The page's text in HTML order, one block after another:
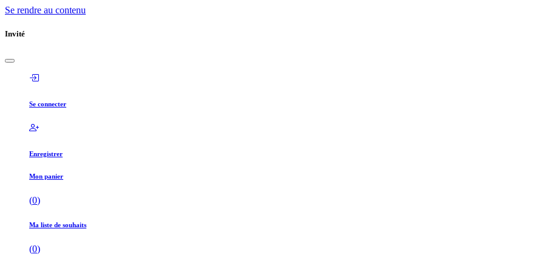
Se rendre au contenu
Invité
Se connecter
Enregistrer
Mon panier
(0)
Ma liste de souhaits
(0)